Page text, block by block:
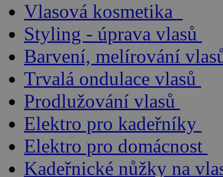
Vlasová kosmetika
Styling - úprava vlasů
Barvení, melírování
Trvalá ondulace vlasů
Prodlužování vlasů
Elektro pro kadeřníky
Elektro pro domácnost
Kadeřnické nůžky na